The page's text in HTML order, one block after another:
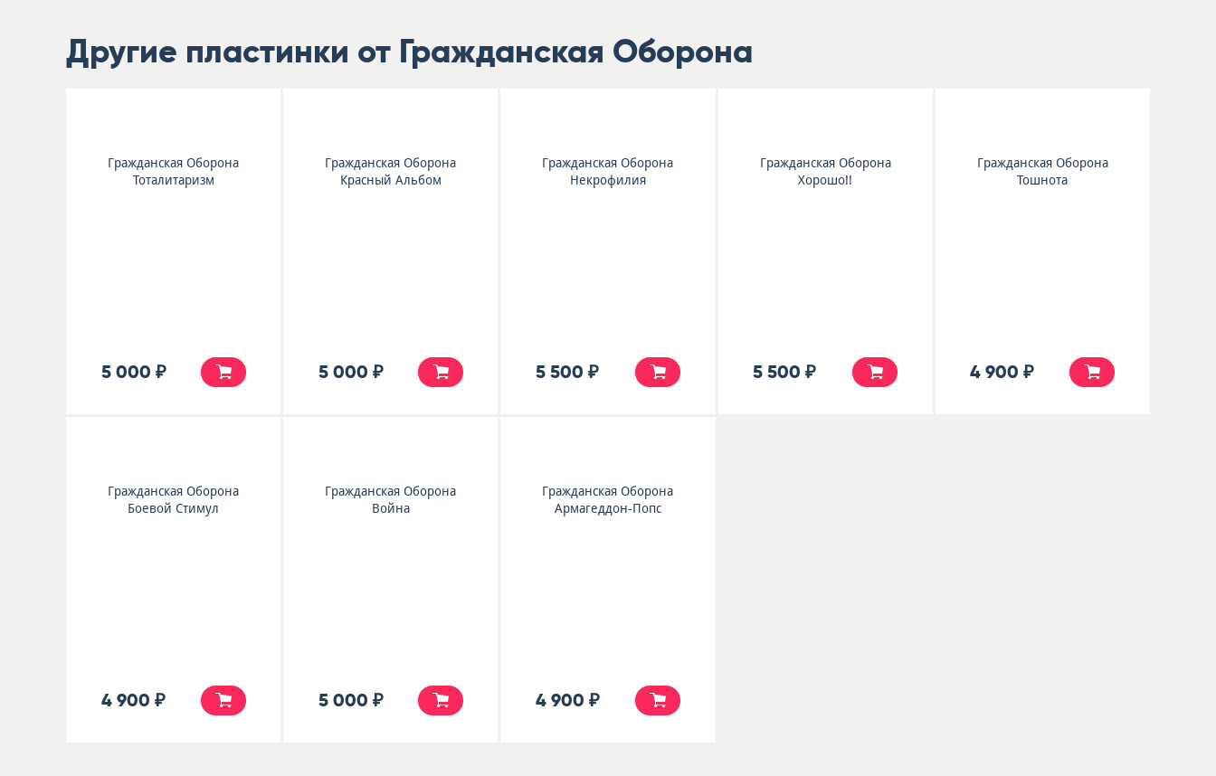
Другие пластинки от Гражданская Оборона
Гражданская Оборона
Тоталитаризм
5 000 ₽
Гражданская Оборона
Красный Альбом
5 000 ₽
Гражданская Оборона
Некрофилия
5 500 ₽
Гражданская Оборона
Хорошо!!
5 500 ₽
Гражданская Оборона
Тошнота
4 900 ₽
Гражданская Оборона
Боевой Стимул
4 900 ₽
Гражданская Оборона
Война
5 000 ₽
Гражданская Оборона
Армагеддон-Попс
4 900 ₽